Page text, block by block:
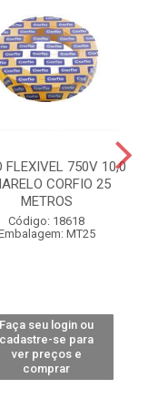
FLEXIVEL 750V 10,0
CORFIO 25
METROS
Código: 18618
MT25
Faça seu login ou
cadastre-se para
ver preços e
comprar